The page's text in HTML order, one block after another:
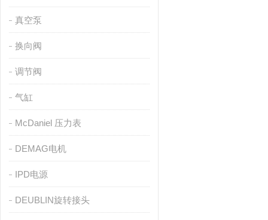
真空泵
换向阀
调节阀
气缸
McDaniel 压力表
DEMAG电机
IPD电源
DEUBLIN旋转接头